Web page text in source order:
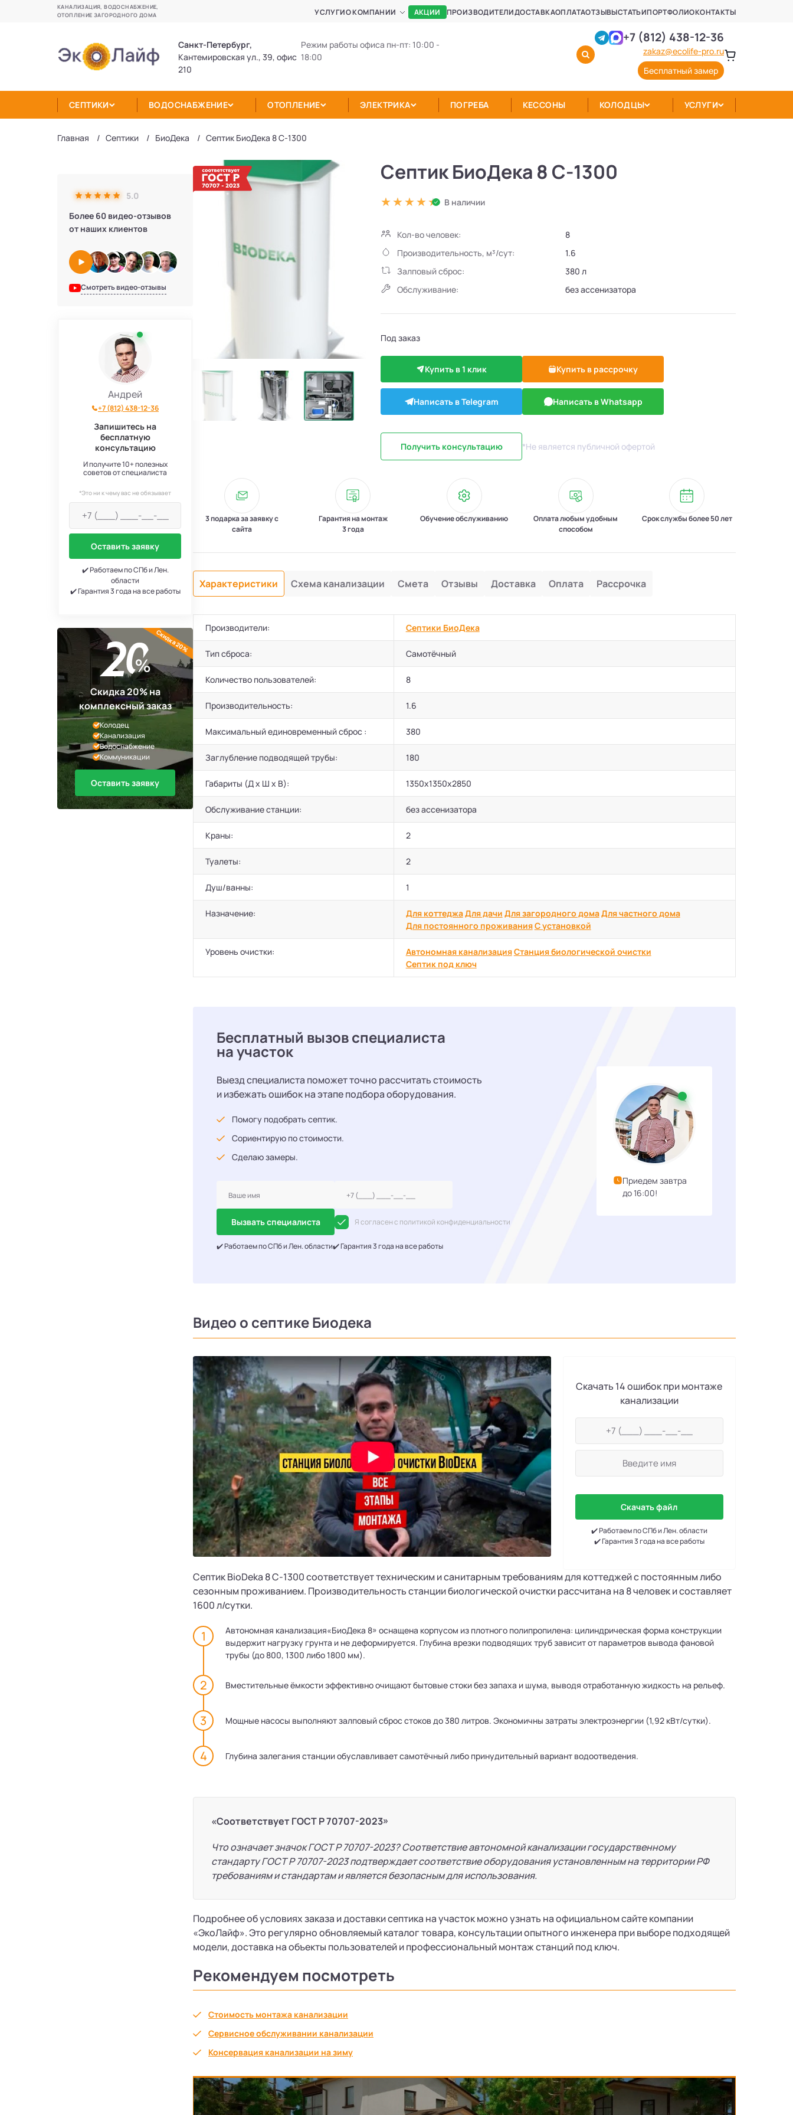
КАНАЛИЗАЦИЯ, ВОДОСНАБЖЕНИЕ,
ОТОПЛЕНИЕ ЗАГОРОДНОГО ДОМА
УСЛУГИО КОМПАНИИ АКЦИИ ПРОИЗВОДИТЕЛИДОСТАВКАОПЛАТАОТЗЫВЫСТАТЬИПОРТФОЛИОКОНТАКТЫ
Санкт-Петербург,
Кантемировская ул., 39, офис
210
Режим работы офиса пн-пт: 10:00 -
18:00
+7 (812) 438-12-36
zakaz@ecolife-pro.ru
Бесплатный замер
СЕПТИКИ ВОДОСНАБЖЕНИЕ ОТОПЛЕНИЕ ЭЛЕКТРИКА ПОГРЕБА КЕССОНЫ КОЛОДЦЫ УСЛУГИ
Главная Септики БиоДека Септик БиоДека 8 С-1300
5.0
Более 60 видео-отзывов
от наших клиентов
Смотреть видео-отзывы
Андрей
+7 (812) 438-12-36
Запишитесь на
бесплатную
консультацию
И получите 10+ полезных
советов от специалиста
*Это ни к чему вас не обязывает
Оставить заявку
✔️ Работаем по СПб и Лен.
области
✔️ Гарантия 3 года на все работы
Скидка 20% на
комплексный заказ
Колодец
Канализация
Водоснабжение
Коммуникации
Оставить заявку
Скидка 20%
Септик БиоДека 8 С-1300
В наличии
Кол-во человек:
8
Производительность, м³/сут:
1.6
Залповый сброс:
380 л
Обслуживание:
без ассенизатора
Под заказ
Купить в 1 клик Купить в рассрочку
Написать в Telegram Написать в Whatsapp
Получить консультацию *Не является публичной офертой
3 подарка за заявку с
сайта
Гарантия на монтаж
3 года
Обучение обслуживанию
Оплата любым удобным
способом
Срок службы более 50 лет
Характеристики Схема канализации Смета Отзывы Доставка Оплата Рассрочка
Производители: Септики БиоДека
Тип сброса: Самотёчный
Количество пользователей: 8
Производительность: 1.6
Максимальный единовременный сброс : 380
Заглубление подводящей трубы: 180
Габариты (Д х Ш х В): 1350х1350х2850
Обслуживание станции: без ассенизатора
Краны: 2
Туалеты: 2
Душ/ванны: 1
Назначение: Для коттеджаДля дачи Для загородного домаДля частного дома
Для постоянного проживанияС установкой
Уровень очистки: Автономная канализацияСтанция биологической очистки
Септик под ключ
Бесплатный вызов специалиста
на участок
Выезд специалиста поможет точно рассчитать стоимость
и избежать ошибок на этапе подбора оборудования.
Помогу подобрать септик.
Сориентирую по стоимости.
Сделаю замеры.
Вызвать специалиста Я согласен с политикой конфиденциальности
✔️ Работаем по СПб и Лен. области✔️ Гарантия 3 года на все работы
Приедем завтра
до 16:00!
Видео о септике Биодека
Скачать 14 ошибок при монтаже
канализации
Скачать файл
✔️ Работаем по СПб и Лен. области
✔️ Гарантия 3 года на все работы
Септик BioDeka 8 С-1300 соответствует техническим и санитарным требованиям для коттеджей с постоянным либо
сезонным проживанием. Производительность станции биологической очистки рассчитана на 8 человек и составляет
1600 л/сутки.
Автономная канализация«БиоДека 8» оснащена корпусом из плотного полипропилена: цилиндрическая форма конструкции
выдержит нагрузку грунта и не деформируется. Глубина врезки подводящих труб зависит от параметров вывода фановой
трубы (до 800, 1300 либо 1800 мм).
Вместительные ёмкости эффективно очищают бытовые стоки без запаха и шума, выводя отработанную жидкость на рельеф.
Мощные насосы выполняют залповый сброс стоков до 380 литров. Экономичны затраты электроэнергии (1,92 кВт/сутки).
Глубина залегания станции обуславливает самотёчный либо принудительный вариант водоотведения.
«Соответствует ГОСТ Р 70707-2023»
Что означает значок ГОСТ Р 70707-2023? Соответствие автономной канализации государственному
стандарту ГОСТ Р 70707-2023 подтверждает соответствие оборудования установленным на территории РФ
требованиям и стандартам и является безопасным для использования.
Подробнее об условиях заказа и доставки септика на участок можно узнать на официальном сайте компании
«ЭкоЛайф». Это регулярно обновляемый каталог товара, консультации опытного инженера при выборе подходящей
модели, доставка на объекты пользователей и профессиональный монтаж станций под ключ.
Рекомендуем посмотреть
Стоимость монтажа канализации
Сервисное обслуживании канализации
Консервация канализации на зиму